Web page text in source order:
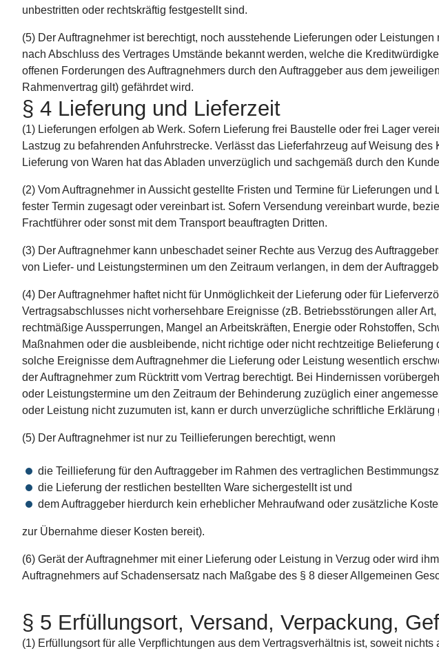
unbestritten oder rechtskräftig festgestellt sind.
(5) Der Auftragnehmer ist berechtigt, noch ausstehende Lieferungen oder
nach Abschluss des Vertrages Umstände bekannt werden, welche die
offenen Forderungen des Auftragnehmers durch den Auftraggeber aus dem
Rahmenvertrag gilt) gefährdet wird.
§ 4 Lieferung und Lieferzeit
(1) Lieferungen erfolgen ab Werk. Sofern Lieferung frei Baustelle oder frei Lager
Lastzug zu befahrenden Anfuhrstrecke. Verlässt das Lieferfahrzeug auf Weisung
Lieferung von Waren hat das Abladen unverzüglich und sachgemäß durch den
(2) Vom Auftragnehmer in Aussicht gestellte Fristen und Termine für Lieferungen
fester Termin zugesagt oder vereinbart ist. Sofern Versendung vereinbart wurde,
Frachtführer oder sonst mit dem Transport beauftragten Dritten.
(3) Der Auftragnehmer kann unbeschadet seiner Rechte aus Verzug des
von Liefer- und Leistungsterminen um den Zeitraum verlangen, in dem der
(4) Der Auftragnehmer haftet nicht für Unmöglichkeit der Lieferung oder für
Vertragsabschlusses nicht vorhersehbare Ereignisse (zB. Betriebsstörungen aller
rechtmäßige Aussperrungen, Mangel an Arbeitskräften, Energie oder Rohstoffen,
Maßnahmen oder die ausbleibende, nicht richtige oder nicht rechtzeitige
solche Ereignisse dem Auftragnehmer die Lieferung oder Leistung wesentlich
der Auftragnehmer zum Rücktritt vom Vertrag berechtigt. Bei Hindernissen
oder Leistungstermine um den Zeitraum der Behinderung zuzüglich einer
oder Leistung nicht zuzumuten ist, kann er durch unverzügliche schriftliche
(5) Der Auftragnehmer ist nur zu Teillieferungen berechtigt, wenn
die Teillieferung für den Auftraggeber im Rahmen des vertraglichen
die Lieferung der restlichen bestellten Ware sichergestellt ist und
dem Auftraggeber hierdurch kein erheblicher Mehraufwand oder zusätzliche
zur Übernahme dieser Kosten bereit).
(6) Gerät der Auftragnehmer mit einer Lieferung oder Leistung in Verzug oder wird
Auftragnehmers auf Schadensersatz nach Maßgabe des § 8 dieser Allgemeinen
§ 5 Erfüllungsort, Versand, Verpackung,
(1) Erfüllungsort für alle Verpflichtungen aus dem Vertragsverhältnis ist, soweit